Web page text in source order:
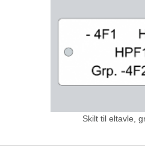
Skilt til eltavle,